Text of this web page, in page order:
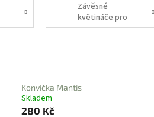
Závěsné
květináče pro
rostliny a
Konvička Mantis
Skladem
280 Kč